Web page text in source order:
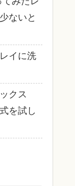
ないと
イに洗
クス
を試し